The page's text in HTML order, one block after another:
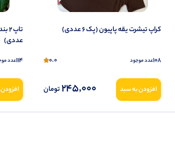
کراپ تیشرت یقه پاپیون (پک 6 عددی)
108عدد موجود 0.0
افزودن به سبد 245,000تومان
عددی)
114عدد